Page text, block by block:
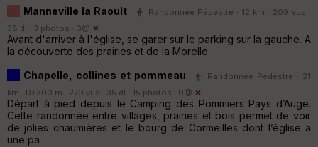
Manneville la Raoult
Randonnée Pédestre · 12 km · 209 vus ·
38 dl · 3 photos · D@
Avant d'arriver à l'église, se garer sur le parking sur la gauche. A
la découverte des prairies et de la Morelle
Chapelle, collines et pommeau
Randonnée Pédestre · 21
km · D+300 m · 279 vus · 35 dl · 15 photos · D@
Départ à pied depuis le Camping des Pommiers Pays d’Auge.
Cette randonnée entre villages, prairies et bois permet de voir
de jolies chaumières et le bourg de Cormeilles dont l’église a
une pa